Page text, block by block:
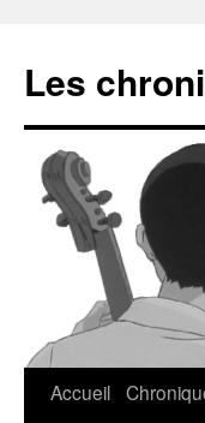
Les
Accueil